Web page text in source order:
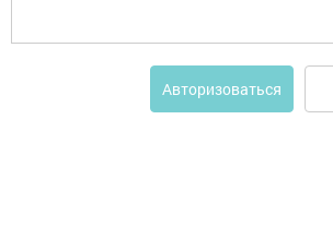
Авторизоваться